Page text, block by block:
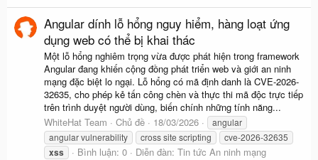
Angular dính lỗ hổng nguy hiểm, hàng loạt ứng
dụng web có thể bị khai thác
Một lỗ hổng nghiêm trọng vừa được phát hiện trong framework
Angular đang khiến cộng đồng phát triển web và giới an ninh
mạng đặc biệt lo ngại. Lỗ hổng có mã định danh là CVE-2026-
32635, cho phép kẻ tấn công chèn và thực thi mã độc trực tiếp
trên trình duyệt người dùng, biến chính những tính năng...
WhiteHat Team
Chủ đề 18/03/2026
angular
angular vulnerability
cross site scripting cve-2026-32635
xss Bình luận: 0 Diễn đàn: Tin tức An ninh mạng